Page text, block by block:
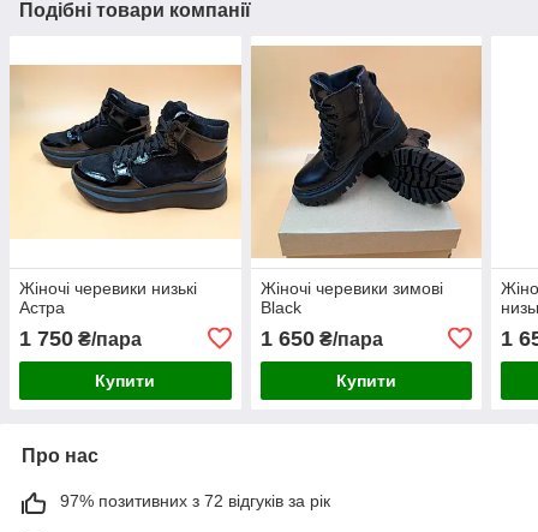
Подібні товари компанії
Жіночі черевики низькі
Астра
1 750 ₴/пара
Купити
Жіночі черевики зимові
Black
1 650₴/пара
Купити
1
Про нас
97% позитивних з 72 відгуків за рік